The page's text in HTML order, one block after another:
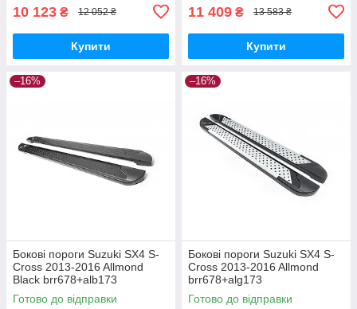
10 123 ₴ 12 052 ₴
Купити
11 409 ₴ 13 583 ₴
Купити
–16%
Бокові пороги Suzuki SX4 S-
Cross 2013-2016 Allmond
Black brr678+alb173
Готово до відправки
–16%
Бокові пороги Suzuki SX4 S-
Cross 2013-2016 Allmond
brr678+alg173
Готово до відправки